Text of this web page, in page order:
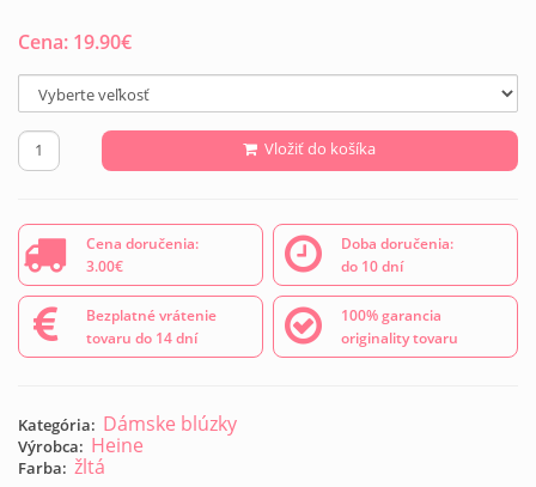
Cena: 19.90€
Vložiť do košíka
Cena doručenia:
3.00€
Doba doručenia:
do 10 dní
Bezplatné vrátenie
tovaru do 14 dní
100% garancia
originality tovaru
Kategória: Dámske blúzky
Výrobca: Heine
Farba: žltá